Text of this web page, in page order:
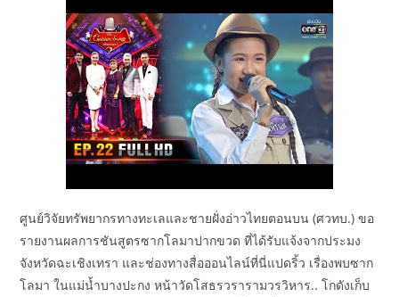
ศูนย์วิจัยทรัพยากรทางทะเลและชายฝั่งอ่าวไทยตอนบน (ศวทบ.) ขอ
รายงานผลการชันสูตรซากโลมาปากขวด ที่ได้รับแจ้งจากประมง
จังหวัดฉะเชิงเทรา และช่องทางสื่อออนไลน์ที่นี่แปดริ้ว เรื่องพบซาก
โลมา ในแม่น้ำบางปะกง หน้าวัดโสธรวรารามวรวิหาร.. โกดังเก็บ